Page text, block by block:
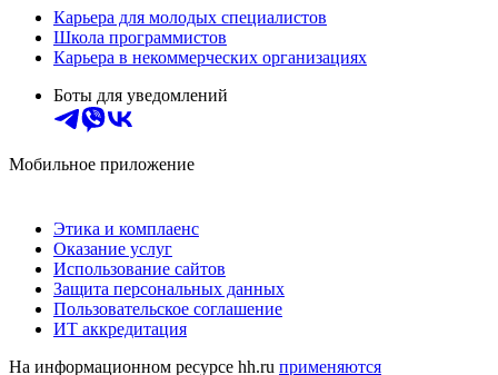
Карьера для молодых специалистов
Школа программистов
Карьера в некоммерческих организациях
Боты для уведомлений
Мобильное приложение
Этика и комплаенс
Оказание услуг
Использование сайтов
Защита персональных данных
Пользовательское соглашение
ИТ аккредитация
На информационном ресурсе hh.ru применяются